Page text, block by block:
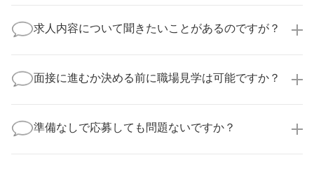
業様に個人情報が送られることはありません！
より詳細な求人情報をご確認いただいた上で、転職希
求人内容について聞きたいことがあるのですが？
してお答えいたします。
勤務体制や職場の雰囲気、研修制度など、どんな小さ
す！
面接に進むか決める前に職場見学は可能ですか？
積極的に受け入れています。実際の職場環境や働く人
の様子を見ることで、より安心してご判断いただけま
準備なしで応募しても問題ないですか？